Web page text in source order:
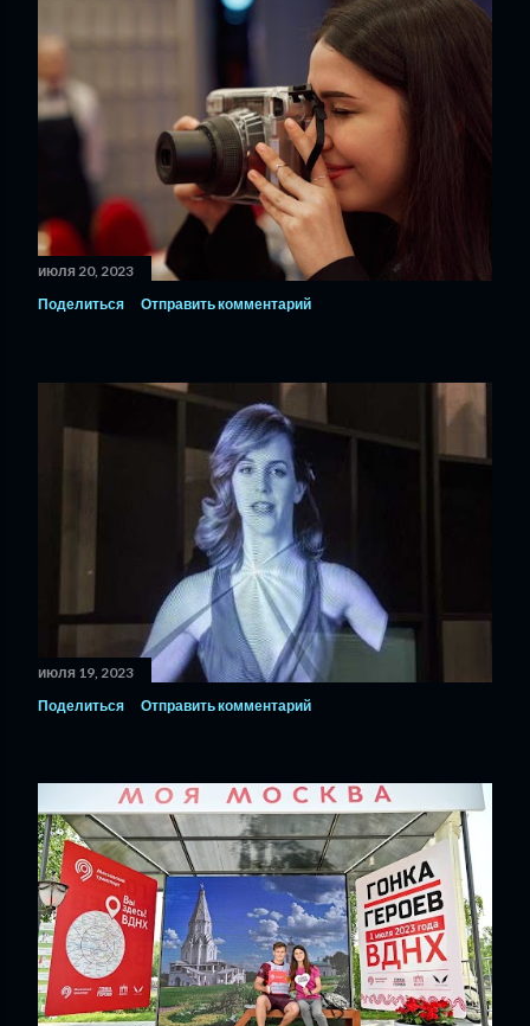
июля 20, 2023
Поделиться
Отправить комментарий
июля 19, 2023
Поделиться
Отправить комментарий